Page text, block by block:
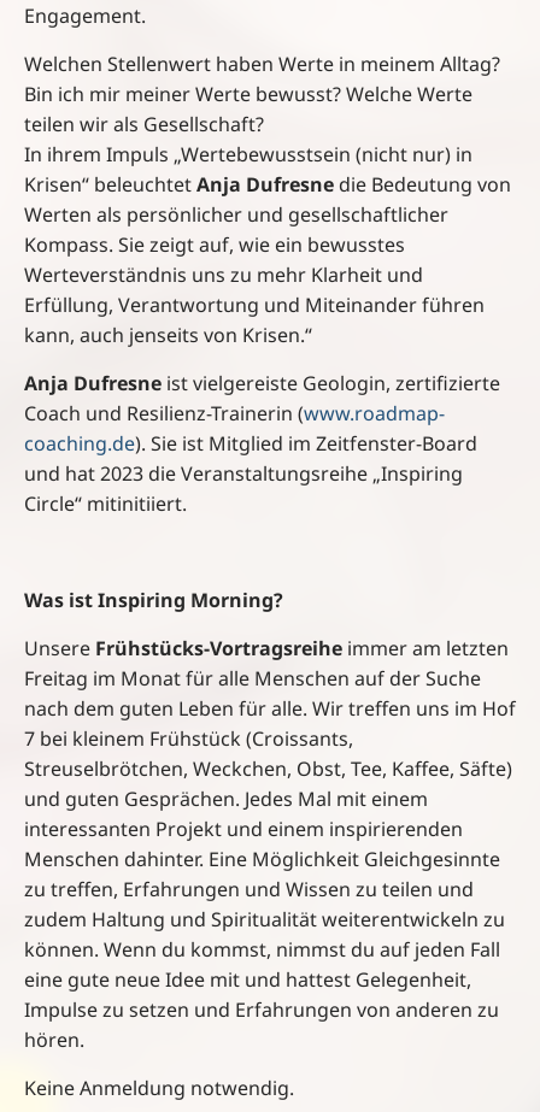
Engagement.
Welchen Stellenwert haben Werte in meinem Alltag?
Bin ich mir meiner Werte bewusst? Welche Werte
teilen wir als Gesellschaft?
In ihrem Impuls „Wertebewusstsein (nicht nur) in
Krisen“ beleuchtetAnja Dufresnedie Bedeutung von
Werten als persönlicher und gesellschaftlicher
Kompass. Sie zeigt auf, wie ein bewusstes
Werteverständnis uns zu mehr Klarheit und
Erfüllung, Verantwortung und Miteinander führen
kann, auch jenseits von Krisen.“
Anja Dufresne ist vielgereiste Geologin, zertifizierte
Coach und Resilienz-Trainerin (www.roadmap-
coaching.de). Sie ist Mitglied im Zeitfenster-Board
und hat 2023 die Veranstaltungsreihe „Inspiring
Circle“ mitinitiiert.
Was ist Inspiring Morning?
Unsere Frühstücks-Vortragsreihe immer am letzten
Freitag im Monat für alle Menschen auf der Suche
nach dem guten Leben für alle. Wir treffen uns im Hof
7 bei kleinem Frühstück (Croissants,
Streuselbrötchen, Weckchen, Obst, Tee, Kaffee, Säfte)
und guten Gesprächen. Jedes Mal mit einem
interessanten Projekt und einem inspirierenden
Menschen dahinter. Eine Möglichkeit Gleichgesinnte
zu treffen, Erfahrungen und Wissen zu teilen und
zudem Haltung und Spiritualität weiterentwickeln zu
können. Wenn du kommst, nimmst du auf jeden Fall
eine gute neue Idee mit und hattest Gelegenheit,
Impulse zu setzen und Erfahrungen von anderen zu
hören.
Keine Anmeldung notwendig.